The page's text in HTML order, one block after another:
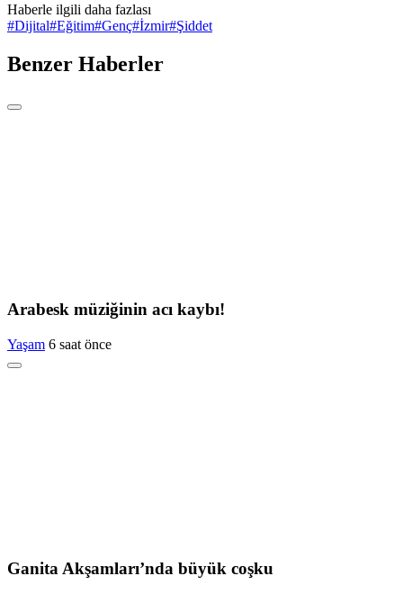
Haberle ilgili daha fazlası
#Dijital#Eğitim#Genç#İzmir#Şiddet
Benzer Haberler
Arabesk müziğinin acı kaybı!
Yaşam 6 saat önce
Ganita Akşamları’nda büyük coşku